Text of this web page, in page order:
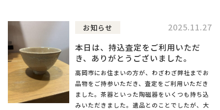
お知らせ
2025.11.27
本日は、持込査定をご利用いただ
き、ありがとうございました。
高岡市にお住まいの方が、わざわざ弊社までお
品物をご持参いただき、査定をご利用いただき
ました。茶器といった陶磁器をいくつも持ち込
みいただきました。遺品とのことでしたが、大